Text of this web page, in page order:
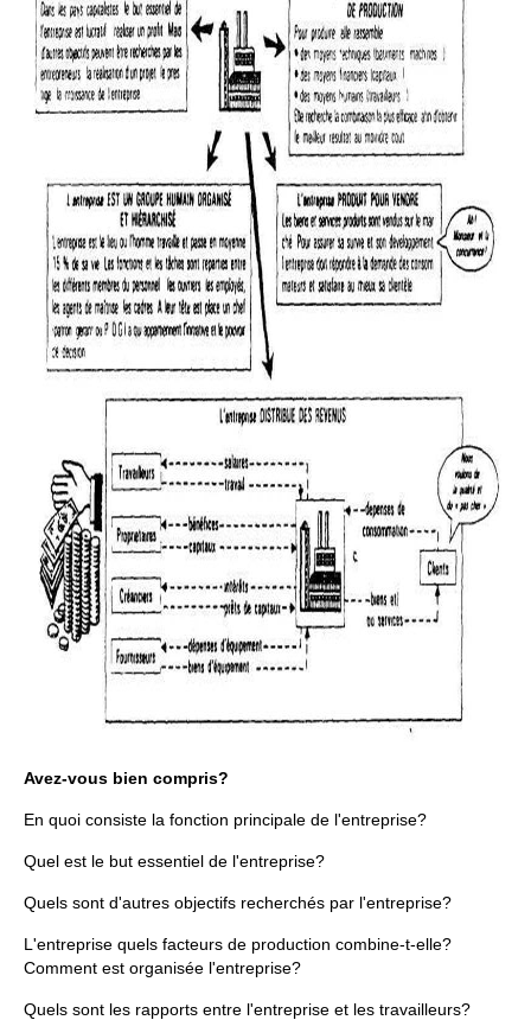
Avez-vous bien compris?
En quoi consiste la fonction principale de l'entreprise?
Quel est le but essentiel de l'entreprise?
Quels sont d'autres objectifs recherchés par l'entreprise?
L'entreprise quels facteurs de production combine-t-elle?
Comment est organisée l'entreprise?
Quels sont les rapports entre l'entreprise et les travailleurs?